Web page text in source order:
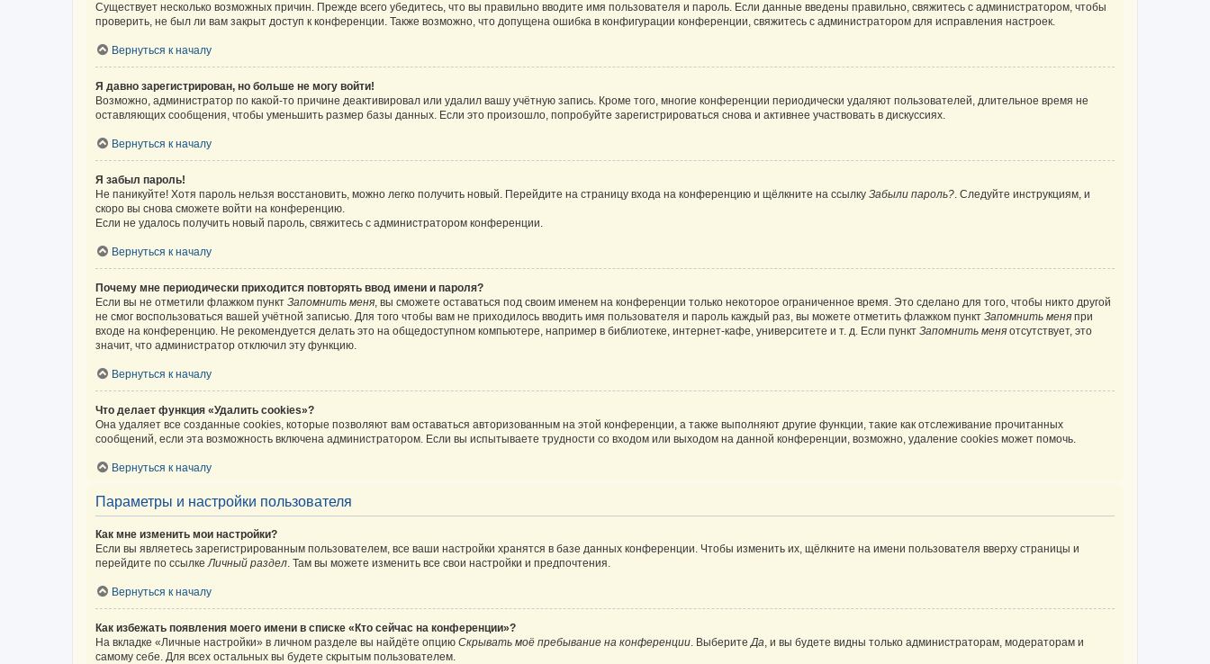
Существует несколько возможных причин. Прежде всего убедитесь, что вы правильно вводите имя пользователя и пароль. Если данные введены правильно, свяжитесь с администратором, чтобы
проверить, не был ли вам закрыт доступ к конференции. Также возможно, что допущена ошибка в конфигурации конференции, свяжитесь с администратором для исправления настроек.
Вернуться к началу
Я давно зарегистрирован, но больше не могу войти!
Возможно, администратор по какой-то причине деактивировал или удалил вашу учётную запись. Кроме того, многие конференции периодически удаляют пользователей, длительное время не
оставляющих сообщения, чтобы уменьшить размер базы данных. Если это произошло, попробуйте зарегистрироваться снова и активнее участвовать в дискуссиях.
Вернуться к началу
Я забыл пароль!
Не паникуйте! Хотя пароль нельзя восстановить, можно легко получить новый. Перейдите на страницу входа на конференцию и щёлкните на ссылку Забыли пароль?. Следуйте инструкциям, и
скоро вы снова сможете войти на конференцию.
Если не удалось получить новый пароль, свяжитесь с администратором конференции.
Вернуться к началу
Почему мне периодически приходится повторять ввод имени и пароля?
Если вы не отметили флажком пункт Запомнить меня, вы сможете оставаться под своим именем на конференции только некоторое ограниченное время. Это сделано для того, чтобы никто другой
не смог воспользоваться вашей учётной записью. Для того чтобы вам не приходилось вводить имя пользователя и пароль каждый раз, вы можете отметить флажком пункт Запомнить меня при
входе на конференцию. Не рекомендуется делать это на общедоступном компьютере, например в библиотеке, интернет-кафе, университете и т. д. Если пункт Запомнить меня отсутствует, это
значит, что администратор отключил эту функцию.
Вернуться к началу
Что делает функция «Удалить cookies»?
Она удаляет все созданные cookies, которые позволяют вам оставаться авторизованным на этой конференции, а также выполняют другие функции, такие как отслеживание прочитанных
сообщений, если эта возможность включена администратором. Если вы испытываете трудности со входом или выходом на данной конференции, возможно, удаление cookies может помочь.
Вернуться к началу
Параметры и настройки пользователя
Как мне изменить мои настройки?
Если вы являетесь зарегистрированным пользователем, все ваши настройки хранятся в базе данных конференции. Чтобы изменить их, щёлкните на имени пользователя вверху страницы и
перейдите по ссылкеЛичный раздел. Там вы можете изменить все свои настройки и предпочтения.
Вернуться к началу
Как избежать появления моего имени в списке «Кто сейчас на конференции»?
На вкладке «Личные настройки» в личном разделе вы найдёте опцию Скрывать моё пребывание на конференции. ВыберитеДа, и вы будете видны только администраторам, модераторам и
самому себе. Для всех остальных вы будете скрытым пользователем.